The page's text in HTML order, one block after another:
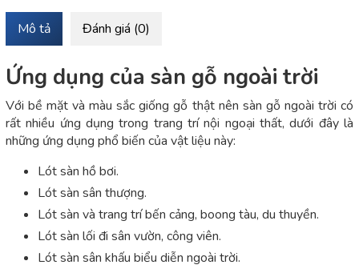
Mô tả Đánh giá (0)
Ứng dụng của sàn gỗ ngoài trời
Với bề mặt và màu sắc giống gỗ thật nên sàn gỗ ngoài trời có
rất nhiều ứng dụng trong trang trí nội ngoại thất, dưới đây là
những ứng dụng phổ biến của vật liệu này:
Lót sàn hồ bơi.
Lót sàn sân thượng.
Lót sàn và trang trí bến cảng, boong tàu, du thuyền.
Lót sàn lối đi sân vườn, công viên.
Lót sàn sân khấu biểu diễn ngoài trời.